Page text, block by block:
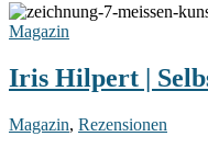
Iris
Hilpert
Selbstportrait
Magazin
Iris Hilpert |
Francisco
Magazin, Rezensionen